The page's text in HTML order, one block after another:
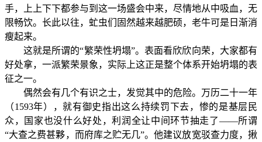
手，上上下下都参与到这一场盛会中来，尽情地从中吸血，无
限畅饮。长此以往，虻虫们固然越来越肥硕，老牛可是日渐消
瘦起来。
这就是所谓的“繁荣性坍塌”。表面看欣欣向荣，大家都有
好处拿，一派繁荣景象，实际上这正是整个体系开始坍塌的表
征之一。
偶然会有几个有识之士，发觉其中的危险。万历二十一年
（1593年），就有御史指出这么持续罚下去，惨的是基层民
众，国家也没什么好处，利润全让中间环节抽走了——所谓
“大查之费甚夥，而府库之贮无几”。他建议放宽驳查力度，揪